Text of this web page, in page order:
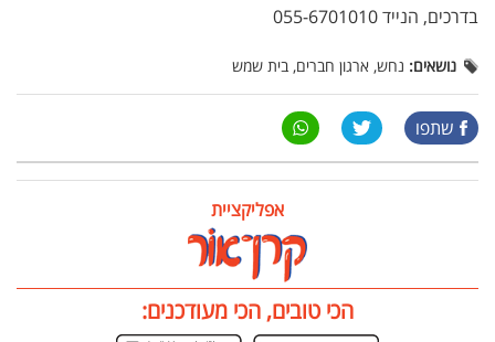
בדרכים, הנייד 055-6701010
נושאים: נחש, ארגון חברים, בית שמש
שתפו
אפליקציית
הכי טובים, הכי מעודכנים: